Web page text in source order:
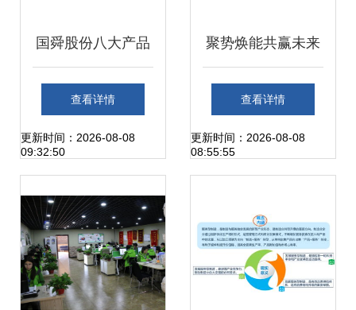
国舜股份八大产品
体系战略升级，强
势守护网络安全新
查看详情
更新时间：2026-08-08
09:32:50
聚势焕能共赢未来
｜爱玛金标电池伙
伴招商大会重庆圆
解析
查看详情
更新时间：2026-08-08
08:55:55